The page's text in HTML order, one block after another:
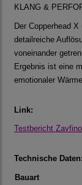
KLANG &
Der Copperhead
detailreiche
voneinander
Ergebnis ist eine
emotionaler
Link:
Testbericht
Technische Daten:
Bauart